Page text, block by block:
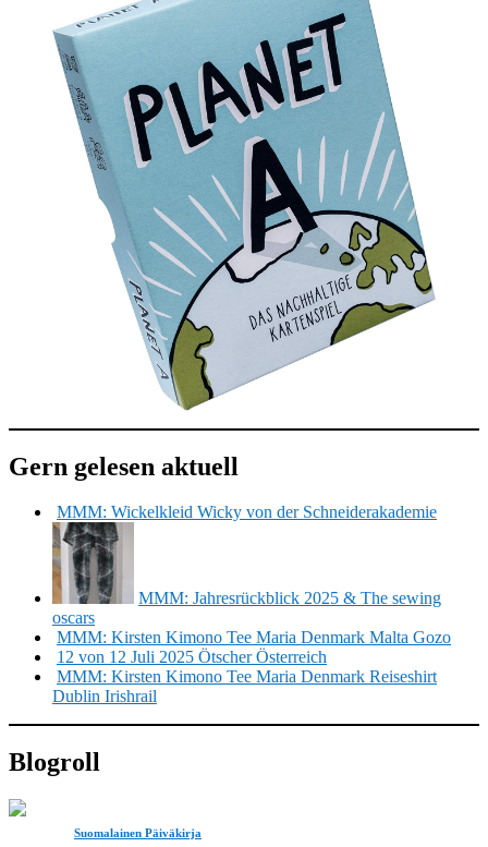
Gern gelesen aktuell
MMM: Wickelkleid Wicky von der Schneiderakademie
MMM: Jahresrückblick 2025 & The sewing
oscars
MMM: Kirsten Kimono Tee Maria Denmark Malta Gozo
12 von 12 Juli 2025 Ötscher Österreich
MMM: Kirsten Kimono Tee Maria Denmark Reiseshirt
Dublin Irishrail
Blogroll
Suomalainen Päiväkirja